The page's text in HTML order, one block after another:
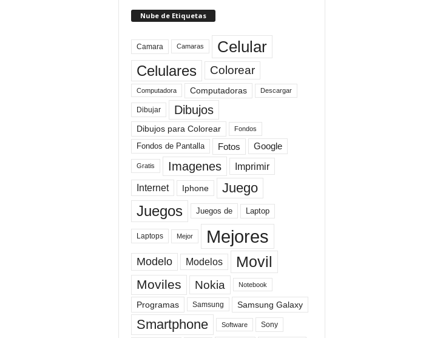
Nube de Etiquetas
Camara Camaras Celular
Celulares Colorear
Computadora Computadoras Descargar
Dibujar Dibujos
Dibujos para Colorear Fondos
Fondos de Pantalla Fotos Google
Gratis Imagenes Imprimir
Internet Iphone Juego
Juegos Juegos de Laptop
Laptops Mejor Mejores
Modelo Modelos Movil
Moviles Nokia Notebook
Programas Samsung Samsung Galaxy
Smartphone Software Sony